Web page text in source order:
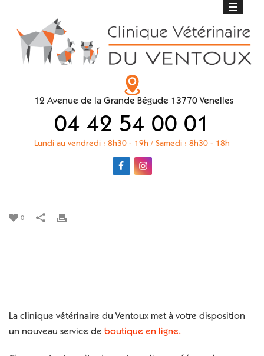
12 Avenue de la Grande Bégude 13770 Venelles
04 42 54 00 01
Lundi au vendredi : 8h30 - 19h / Samedi : 8h30 - 18h
0
La clinique vétérinaire du Ventoux met à votre disposition
un nouveau service de boutique en ligne.